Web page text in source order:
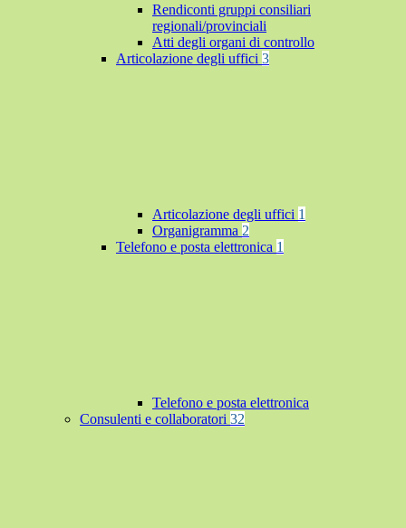
Rendiconti gruppi consiliari
regionali/provinciali
Atti degli organi di controllo
Articolazione degli uffici 3
Articolazione degli uffici 1
Organigramma 2
Telefono e posta elettronica 1
Telefono e posta elettronica
Consulenti e collaboratori 32